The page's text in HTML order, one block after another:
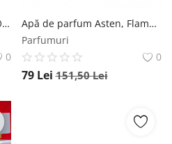
Parfum arabesc Amberley Ombre Blue - Maison Alhambra 100 ml, unisex Maison Alhambra
0
Apă de parfum Asten, Flamboyant, unisex, 100ml Asten
Parfumuri
0
79 Lei 151,50Lei